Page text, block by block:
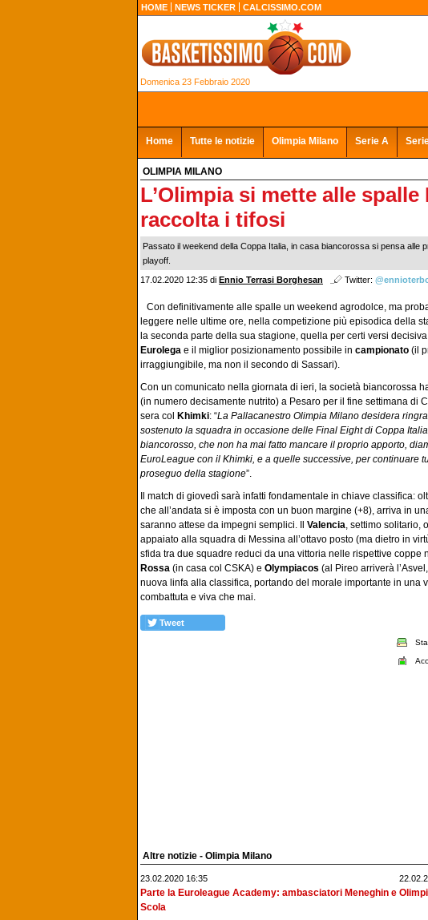
HOME NEWS TICKER CALCISSIMO.COM
Domenica 23 Febbraio 2020
Home Tutte le notizie Olimpia Milano Serie A
OLIMPIA MILANO
L’Olimpia si mette alle spalle
raccolta i tifosi
Passato il weekend della Coppa Italia, in casa biancorossa si pensa alle
playoff.
17.02.2020 12:35 di Ennio Terrasi Borghesan Twitter:
Con definitivamente alle spalle un weekend agrodolce, ma
leggere nelle ultime ore, nella competizione più episodica della
la seconda parte della sua stagione, quella per certi versi
Eurolega e il miglior posizionamento possibile in campionato (il
irraggiungibile, ma non il secondo di Sassari).
Con un comunicato nella giornata di ieri, la società biancorossa
(in numero decisamente nutrito) a Pesaro per il fine settimana di
sera col Khimki: “La Pallacanestro Olimpia Milano desidera
sostenuto la squadra in occasione delle Final Eight di Coppa
biancorosso, che non ha mai fatto mancare il proprio apporto,
EuroLeague con il Khimki, e a quelle successive, per continuare
proseguo della stagione”.
Il match di giovedì sarà infatti fondamentale in chiave classifica:
che all’andata si è imposta con un buon margine (+8), arriva in
saranno attese da impegni semplici. Il Valencia, settimo solitario,
appaiato alla squadra di Messina all’ottavo posto (ma dietro in
sfida tra due squadre reduci da una vittoria nelle rispettive
Rossa (in casa col CSKA) e Olympiacos (al Pireo arriverà
nuova linfa alla classifica, portando del morale importante in una
combattuta e viva che mai.
Tweet
Altre notizie - Olimpia Milano
23.02.2020 16:35
Parte la Euroleague Academy: ambasciatori Meneghin e
Scola